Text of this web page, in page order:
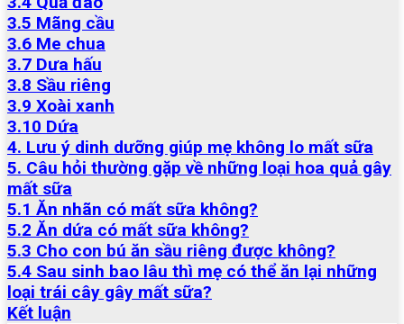
3.5 Mãng cầu
3.6 Me chua
3.7 Dưa hấu
3.8 Sầu riêng
3.9 Xoài xanh
3.10 Dứa
4. Lưu ý dinh dưỡng giúp mẹ không lo mất sữa
5. Câu hỏi thường gặp về những loại hoa quả gây
mất sữa
5.1 Ăn nhãn có mất sữa không?
5.2 Ăn dứa có mất sữa không?
5.3 Cho con bú ăn sầu riêng được không?
5.4 Sau sinh bao lâu thì mẹ có thể ăn lại những
loại trái cây gây mất sữa?
Kết luận